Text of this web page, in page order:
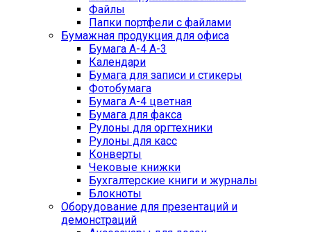
Файлы
Папки портфели с файлами
Бумажная продукция для офиса
Бумага А-4 А-3
Календари
Бумага для записи и стикеры
Фотобумага
Бумага А-4 цветная
Бумага для факса
Рулоны для оргтехники
Рулоны для касс
Конверты
Чековые книжки
Бухгалтерские книги и журналы
Блокноты
Оборудование для презентаций и
демонстраций